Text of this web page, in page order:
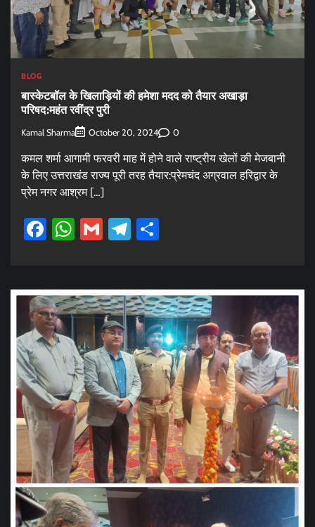
BLOG
बास्केटबॉल के खिलाड़ियों की हमेशा मदद को तैयार अखाड़ा
परिषद:महंत रवींद्र पुरी
Kamal Sharma October 20, 2024 0
कमल शर्मा आगामी फरवरी माह में होने वाले राष्ट्रीय खेलों की मेजबानी
के लिए उत्तराखंड राज्य पूरी तरह तैयार:प्रेमचंद अग्रवाल हरिद्वार के
प्रेम नगर आश्रम […]
Facebook
WhatsApp
GmailTelegram